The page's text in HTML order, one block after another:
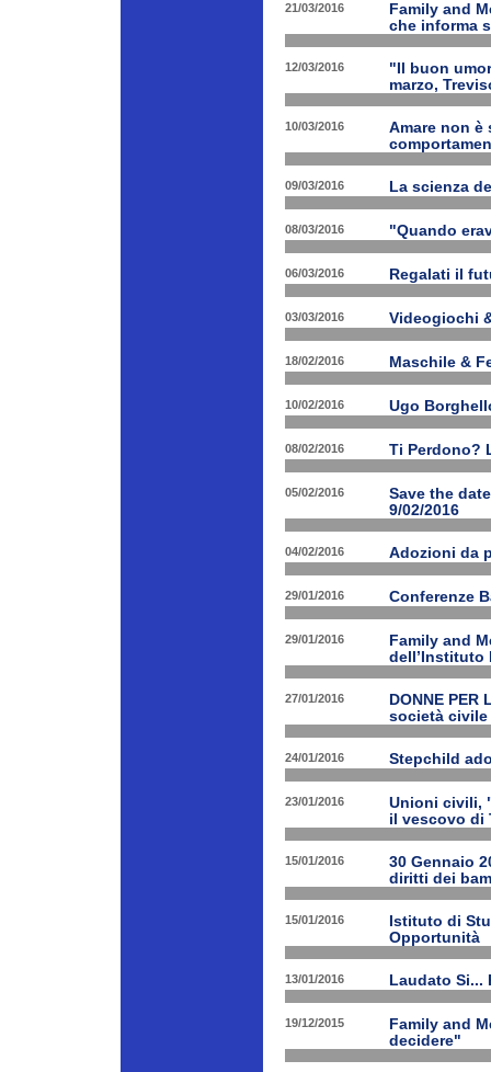
21/03/2016
Family and
che informa
12/03/2016
"Il buon
marzo,
10/03/2016
Amare non
09/03/2016 La scienza
08/03/2016 "Quando
06/03/2016 Regalati il
03/03/2016 Videogiochi
18/02/2016 Maschile &
10/02/2016 Ugo
08/02/2016 Ti Perdono?
05/02/2016
Save the
9/02/2016
04/02/2016 Adozioni da
29/01/2016 Conferenze
29/01/2016
Family and
dell’Instituto
27/01/2016
DONNE
società
24/01/2016 Stepchild
23/01/2016
Unioni civili,
il vescovo di
15/01/2016
30 Gennaio
diritti dei
15/01/2016
Istituto di
Opportunità
13/01/2016 Laudato Si...
19/12/2015
Family and
decidere"